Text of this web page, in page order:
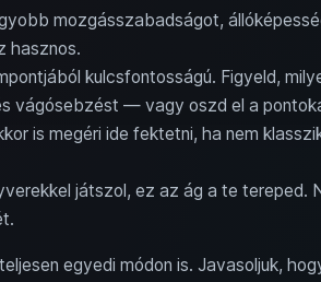
mozgásszabadságot,
hasznos.
kulcsfontosságú. Figyeld,
vágósebzést — vagy oszd el a
is megéri ide fektetni, ha nem
játszol, ez az ág a te tereped.
egyedi módon is. Javasoljuk,